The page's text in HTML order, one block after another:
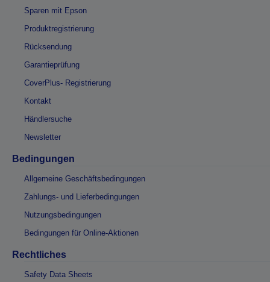
Sparen mit Epson
Produktregistrierung
Rücksendung
Garantieprüfung
CoverPlus- Registrierung
Kontakt
Händlersuche
Newsletter
Bedingungen
Allgemeine Geschäftsbedingungen
Zahlungs- und Lieferbedingungen
Nutzungsbedingungen
Bedingungen für Online-Aktionen
Rechtliches
Safety Data Sheets